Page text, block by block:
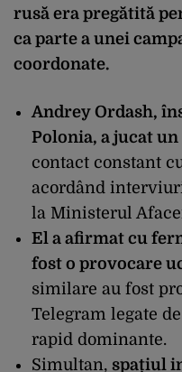
rusă era pregătită
ca parte a unei
coordonate.
Andrey Ordash,
Polonia, a jucat
contact constant
acordând
la Ministerul
El a afirmat cu
fost o provocare
similare au fost
Telegram legate
rapid dominante.
Simultan, spațiul